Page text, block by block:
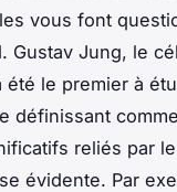
vous font
Gustav Jung, le
été le premier à
définissant
reliés par
évidente. Par